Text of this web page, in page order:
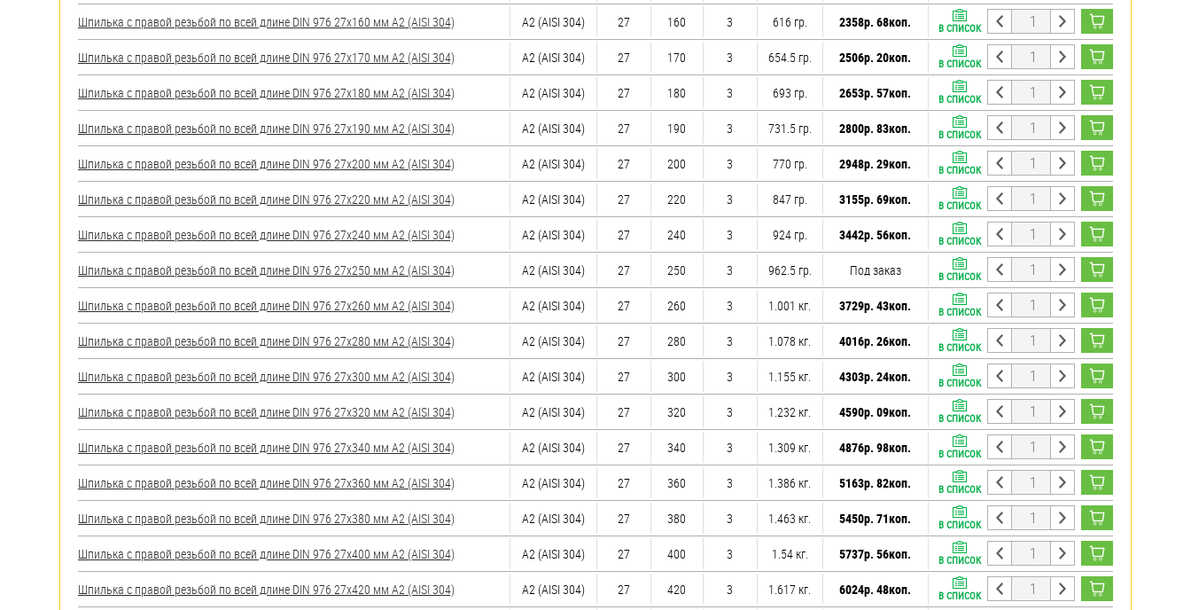
Шпилька с правой резьбой по всей длине DIN 976 27х160 мм А2 (AISI 304) А2 (AISI 304) 27 160 3 616 гр. 2358р. 68коп. В СПИСОК
Шпилька с правой резьбой по всей длине DIN 976 27х170 мм А2 (AISI 304) А2 (AISI 304) 27 170 3 654.5 гр. 2506р. 20коп. В СПИСОК
Шпилька с правой резьбой по всей длине DIN 976 27х180 мм А2 (AISI 304) А2 (AISI 304) 27 180 3 693 гр. 2653р. 57коп. В СПИСОК
Шпилька с правой резьбой по всей длине DIN 976 27х190 мм А2 (AISI 304) А2 (AISI 304) 27 190 3 731.5 гр. 2800р. 83коп. В СПИСОК
Шпилька с правой резьбой по всей длине DIN 976 27х200 мм А2 (AISI 304) А2 (AISI 304) 27 200 3 770 гр. 2948р. 29коп. В СПИСОК
Шпилька с правой резьбой по всей длине DIN 976 27х220 мм А2 (AISI 304) А2 (AISI 304) 27 220 3 847 гр. 3155р. 69коп. В СПИСОК
Шпилька с правой резьбой по всей длине DIN 976 27х240 мм А2 (AISI 304) А2 (AISI 304) 27 240 3 924 гр. 3442р. 56коп. В СПИСОК
Шпилька с правой резьбой по всей длине DIN 976 27х250 мм А2 (AISI 304) А2 (AISI 304) 27 250 3 962.5 гр. Под заказ В СПИСОК
Шпилька с правой резьбой по всей длине DIN 976 27х260 мм А2 (AISI 304) А2 (AISI 304) 27 260 3 1.001 кг. 3729р. 43коп. В СПИСОК
Шпилька с правой резьбой по всей длине DIN 976 27х280 мм А2 (AISI 304) А2 (AISI 304) 27 280 3 1.078 кг. 4016р. 26коп. В СПИСОК
Шпилька с правой резьбой по всей длине DIN 976 27х300 мм А2 (AISI 304) А2 (AISI 304) 27 300 3 1.155 кг. 4303р. 24коп. В СПИСОК
Шпилька с правой резьбой по всей длине DIN 976 27х320 мм А2 (AISI 304) А2 (AISI 304) 27 320 3 1.232 кг. 4590р. 09коп. В СПИСОК
Шпилька с правой резьбой по всей длине DIN 976 27х340 мм А2 (AISI 304) А2 (AISI 304) 27 340 3 1.309 кг. 4876р. 98коп. В СПИСОК
Шпилька с правой резьбой по всей длине DIN 976 27х360 мм А2 (AISI 304) А2 (AISI 304) 27 360 3 1.386 кг. 5163р. 82коп. В СПИСОК
Шпилька с правой резьбой по всей длине DIN 976 27х380 мм А2 (AISI 304) А2 (AISI 304) 27 380 3 1.463 кг. 5450р. 71коп. В СПИСОК
Шпилька с правой резьбой по всей длине DIN 976 27х400 мм А2 (AISI 304) А2 (AISI 304) 27 400 3 1.54 кг. 5737р. 56коп. В СПИСОК
Шпилька с правой резьбой по всей длине DIN 976 27х420 мм А2 (AISI 304) А2 (AISI 304) 27 420 3 1.617 кг. 6024р. 48коп. В СПИСОК